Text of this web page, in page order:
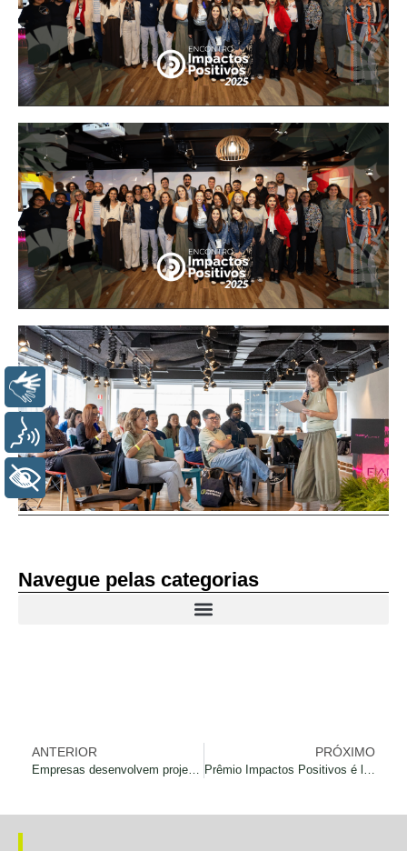
Navegue pelas categorias
ANTERIOR PRÓXIMO
LIBRAS
VOZ
+ ACESSIBILIDADE